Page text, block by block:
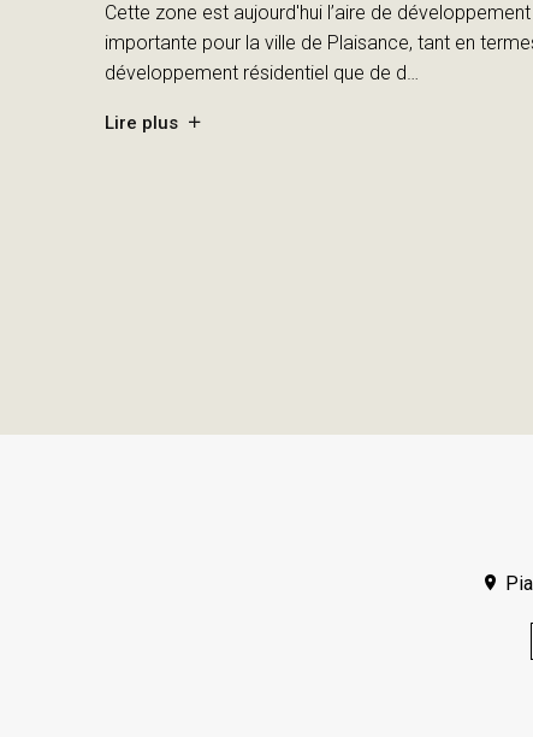
Cette zone est aujourd'hui l’aire de
importante pour la ville de Plaisance, tant en
développement résidentiel que de d…
Lire plus